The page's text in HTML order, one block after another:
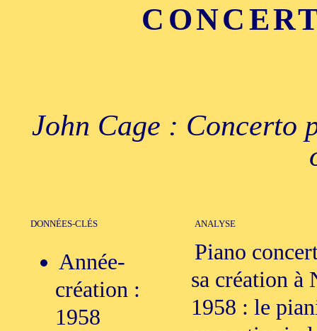
John Cage : Concerto
DONNÉES-CLÉS ANALYSE
Année-
création :
1958
Piano
sa création à
1958 : le